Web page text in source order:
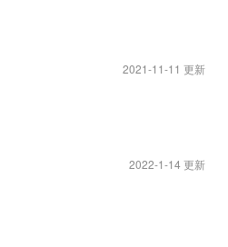
2021-11-11 更新
2022-1-14 更新